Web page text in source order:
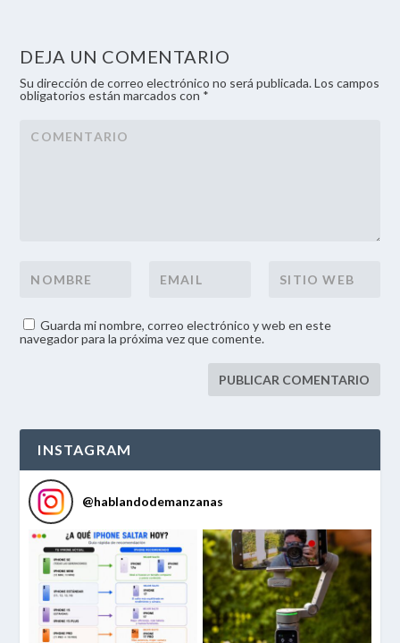
DEJA UN COMENTARIO
Su dirección de correo electrónico no será publicada. Los campos
obligatorios están marcados con *
Guarda mi nombre, correo electrónico y web en este
navegador para la próxima vez que comente.
INSTAGRAM
@hablandodemanzanas